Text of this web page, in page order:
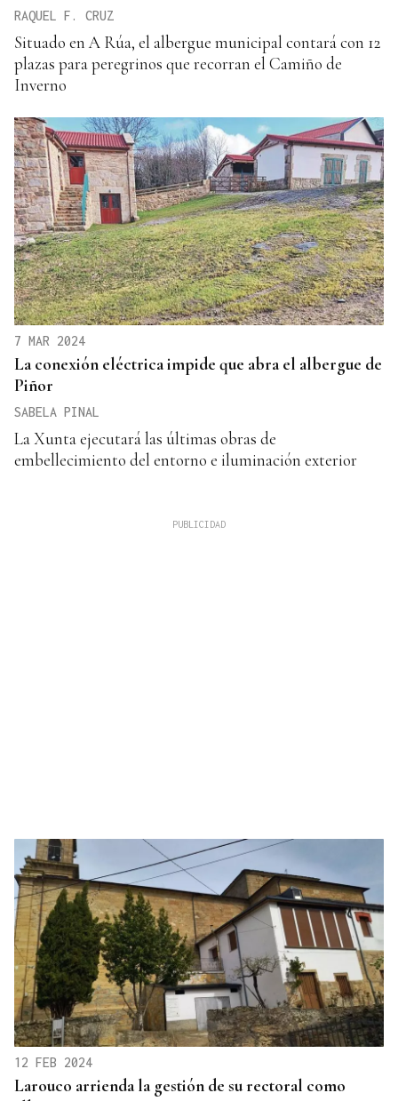
RAQUEL F. CRUZ
Situado en A Rúa, el albergue municipal contará con 12
plazas para peregrinos que recorran el Camiño de
Inverno
7 MAR 2024
La conexión eléctrica impide que abra el albergue de
Piñor
SABELA PINAL
La Xunta ejecutará las últimas obras de
embellecimiento del entorno e iluminación exterior
12 FEB 2024
Larouco arrienda la gestión de su rectoral como